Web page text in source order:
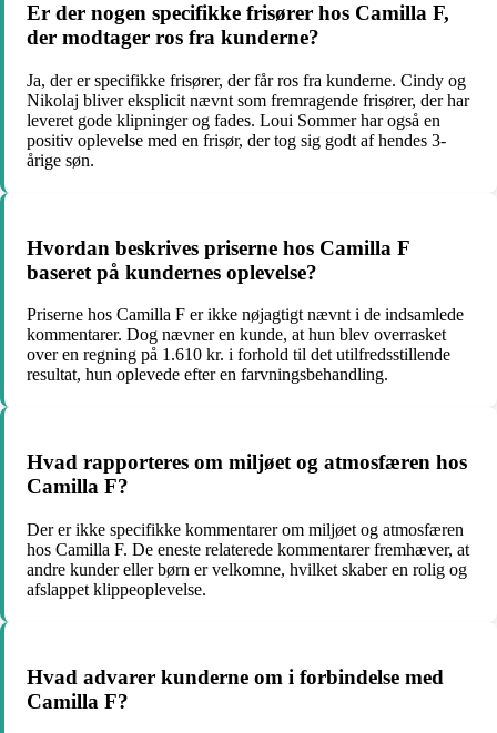
Er der nogen specifikke frisører hos Camilla F,
der modtager ros fra kunderne?
Ja, der er specifikke frisører, der får ros fra kunderne. Cindy og
Nikolaj bliver eksplicit nævnt som fremragende frisører, der har
leveret gode klipninger og fades. Loui Sommer har også en
positiv oplevelse med en frisør, der tog sig godt af hendes 3-
årige søn.
Hvordan beskrives priserne hos Camilla F
baseret på kundernes oplevelse?
Priserne hos Camilla F er ikke nøjagtigt nævnt i de indsamlede
kommentarer. Dog nævner en kunde, at hun blev overrasket
over en regning på 1.610 kr. i forhold til det utilfredsstillende
resultat, hun oplevede efter en farvningsbehandling.
Hvad rapporteres om miljøet og atmosfæren hos
Camilla F?
Der er ikke specifikke kommentarer om miljøet og atmosfæren
hos Camilla F. De eneste relaterede kommentarer fremhæver, at
andre kunder eller børn er velkomne, hvilket skaber en rolig og
afslappet klippeoplevelse.
Hvad advarer kunderne om i forbindelse med
Camilla F?